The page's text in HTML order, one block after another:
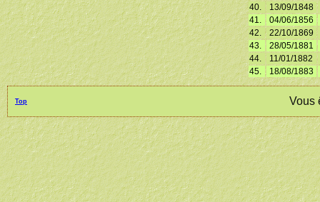
40.
13/09/1848
41.
04/06/1856
42.
22/10/1869
43.
28/05/1881
44.
11/01/1882
45.
18/08/1883
Top Vous